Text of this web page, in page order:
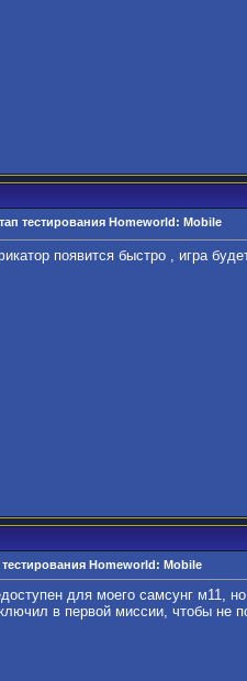
тестирования Homeworld: Mobile
появится быстро , игра
тестирования Homeworld: Mobile
для моего самсунг м11,
в первой миссии, чтобы не